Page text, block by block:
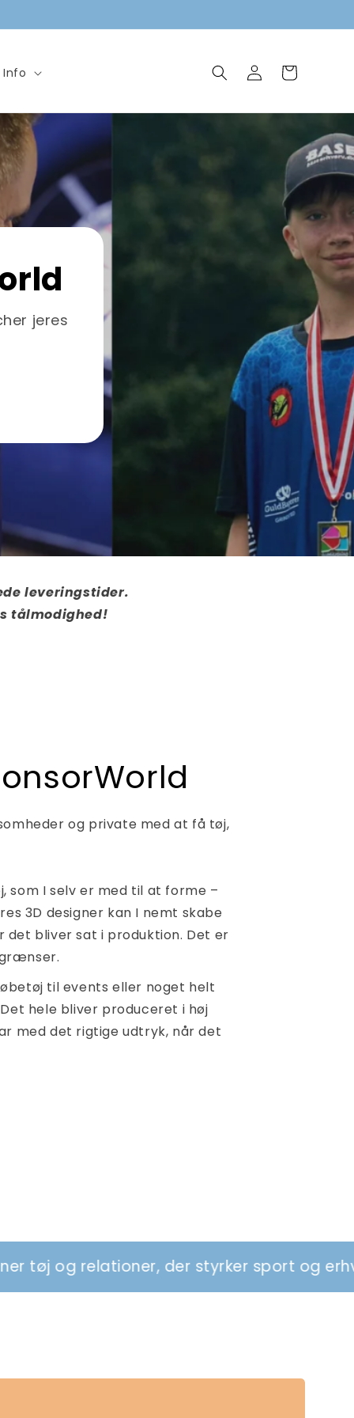
Info
Log
ind
Indkøbskurv
jeres
leveringstider.
tålmodighed!
og private med at få tøj,
som I selv er med til at forme –
3D designer kan I nemt skabe
det bliver sat i produktion. Det er
til events eller noget helt
hele bliver produceret i høj
med det rigtige udtryk, når det
der styrker sport og erhverv Vi